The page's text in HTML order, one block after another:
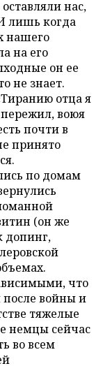
нас,
лишь когда
нашего
на его
он ее
не знает.
отца я
воюя
почти в
принято
по домам
(он же
допинг,
что
после войны и
тяжелые
немцы сейчас
во всем